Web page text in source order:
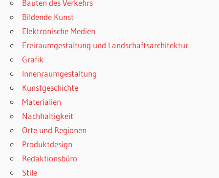
Bauten des Verkehrs
Bildende Kunst
Elektronische Medien
Freiraumgestaltung und Landschaftsarchitektur
Grafik
Innenraumgestaltung
Kunstgeschichte
Materialien
Nachhaltigkeit
Orte und Regionen
Produktdesign
Redaktionsbüro
Stile